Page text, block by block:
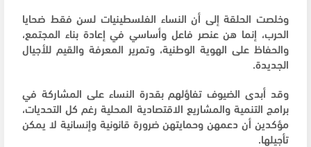
وخلصت الحلقة إلى أن النساء الفلسطينيات لسن فقط ضحايا
الحرب، إنما هن عنصر فاعل وأساسي في إعادة بناء المجتمع،
والحفاظ على الهوية الوطنية، وتمرير المعرفة والقيم للأجيال
الجديدة.
وقد أبدى الضيوف تفاؤلهم بقدرة النساء على المشاركة في
برامج التنمية والمشاريع الاقتصادية المحلية رغم كل التحديات،
مؤكدين أن دعمهن وحمايتهن ضرورة قانونية وإنسانية لا يمكن
تأجيلها.